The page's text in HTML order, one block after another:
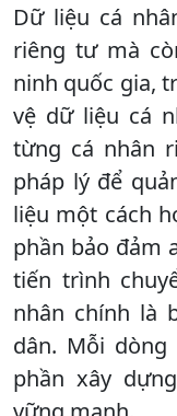
Dữ liệu cá
riêng tư mà
ninh quốc gia,
vệ dữ liệu cá
từng cá nhân
pháp lý để
liệu một cách
phần bảo đảm
tiến trình
nhân chính là
dân. Mỗi
phần xây